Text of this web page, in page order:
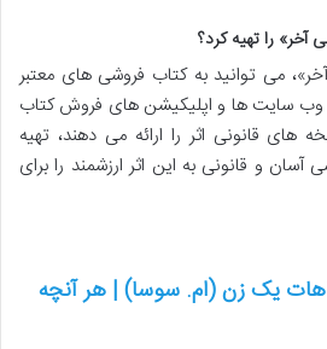
را تهیه کرد؟
می توانید به کتاب فروشی های معتبر
وب سایت ها و اپلیکیشن های فروش کتاب
قانونی اثر را ارائه می دهند، تهیه
و قانونی به این اثر ارزشمند را برای
یک زن (ام. سوسا) | هر آنچه